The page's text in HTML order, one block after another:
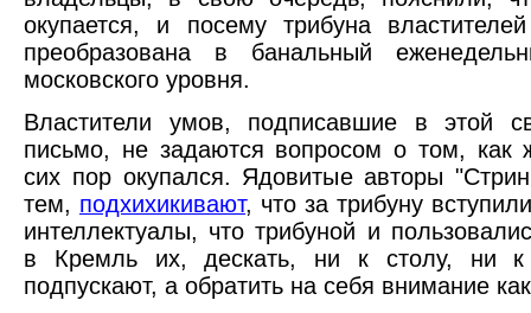
окупается, и посему трибуна
преобразована в банальный
московского уровня.
Властители умов, подписавшие в этой
письмо, не задаются вопросом о том, как
сих пор окупался. Ядовитые авторы
тем, подхихикивают, что за трибуну
интеллектуалы, что трибуной и
в Кремль их, дескать, ни к столу, ни к
подпускают, а обратить на себя внимание